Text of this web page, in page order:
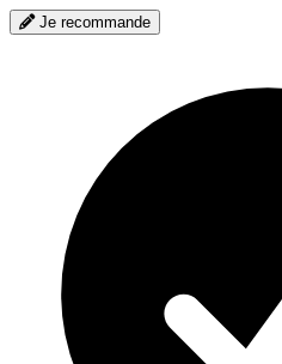
Je recommande